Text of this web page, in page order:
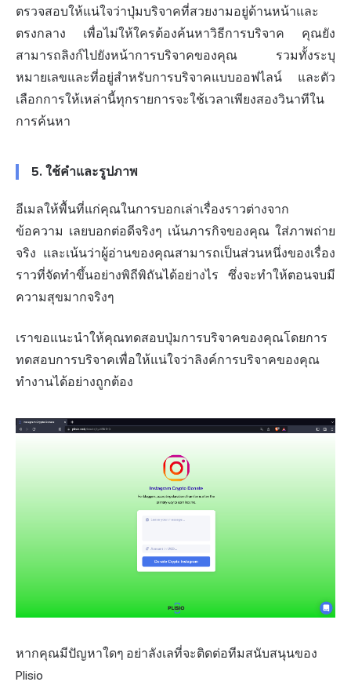
ตรวจสอบให้แน่ใจว่าปุ่มบริจาคที่สวยงามอยู่ด้านหน้าและ
ตรงกลาง เพื่อไม่ให้ใครต้องค้นหาวิธีการบริจาค คุณยัง
สามารถลิงก์ไปยังหน้าการบริจาคของคุณ รวมทั้งระบุ
หมายเลขและที่อยู่สำหรับการบริจาคแบบออฟไลน์ และตัว
เลือกการให้เหล่านี้ทุกรายการจะใช้เวลาเพียงสองวินาทีใน
การค้นหา
5. ใช้คำและรูปภาพ
อีเมลให้พื้นที่แก่คุณในการบอกเล่าเรื่องราวต่างจาก
ข้อความ เลยบอกต่อดีจริงๆ เน้นภารกิจของคุณ ใส่ภาพถ่าย
จริง และเน้นว่าผู้อ่านของคุณสามารถเป็นส่วนหนึ่งของเรื่อง
ราวที่จัดทำขึ้นอย่างพิถีพิถันได้อย่างไร ซึ่งจะทำให้ตอนจบมี
ความสุขมากจริงๆ
เราขอแนะนำให้คุณทดสอบปุ่มการบริจาคของคุณโดยการ
ทดสอบการบริจาคเพื่อให้แน่ใจว่าลิงค์การบริจาคของคุณ
ทำงานได้อย่างถูกต้อง
หากคุณมีปัญหาใดๆ อย่าลังเลที่จะติดต่อทีมสนับสนุนของ
Plisio